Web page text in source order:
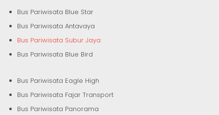
Bus Pariwisata Blue Star
Bus Pariwisata Antavaya
Bus Pariwisata Subur Jaya
Bus Pariwisata Blue Bird
Bus Pariwisata Eagle High
Bus Pariwisata Fajar Transport
Bus Pariwisata Panorama